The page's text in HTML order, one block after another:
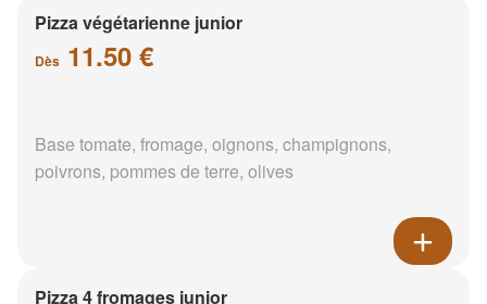
Pizza végétarienne junior
Dès 11.50 €
Base tomate, fromage, oignons, champignons,
poivrons, pommes de terre, olives
Pizza 4 fromages junior